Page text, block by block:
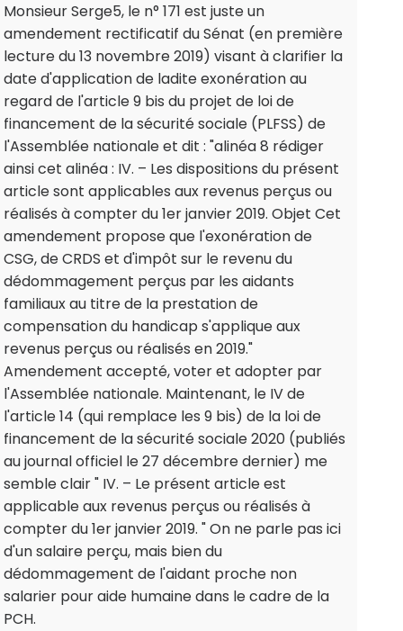
Monsieur Serge5, le n° 171 est juste un
amendement rectificatif du Sénat (en première
lecture du 13 novembre 2019) visant à clarifier la
date d'application de ladite exonération au
regard de l'article 9 bis du projet de loi de
financement de la sécurité sociale (PLFSS) de
l'Assemblée nationale et dit : "alinéa 8 rédiger
ainsi cet alinéa : IV. – Les dispositions du présent
article sont applicables aux revenus perçus ou
réalisés à compter du 1er janvier 2019. Objet Cet
amendement propose que l'exonération de
CSG, de CRDS et d'impôt sur le revenu du
dédommagement perçus par les aidants
familiaux au titre de la prestation de
compensation du handicap s'applique aux
revenus perçus ou réalisés en 2019."
Amendement accepté, voter et adopter par
l'Assemblée nationale. Maintenant, le IV de
l'article 14 (qui remplace les 9 bis) de la loi de
financement de la sécurité sociale 2020 (publiés
au journal officiel le 27 décembre dernier) me
semble clair " IV. – Le présent article est
applicable aux revenus perçus ou réalisés à
compter du 1er janvier 2019. " On ne parle pas ici
d'un salaire perçu, mais bien du
dédommagement de l'aidant proche non
salarier pour aide humaine dans le cadre de la
PCH.